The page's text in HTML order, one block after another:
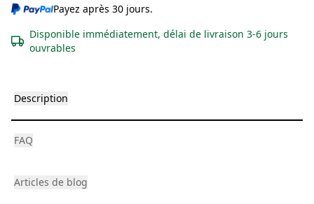
Payez après 30 jours.
Disponible immédiatement, délai de livraison 3-6 jours
ouvrables
Description
FAQ
Articles de blog